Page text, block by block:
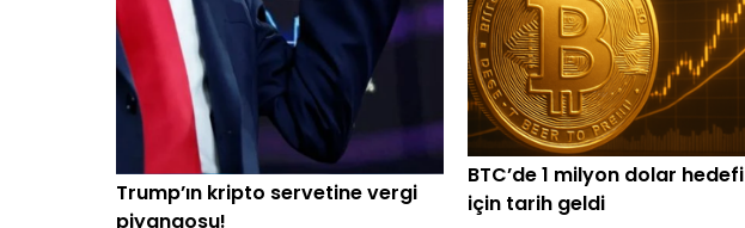
Trump’ın kripto servetine vergi
piyangosu!
BTC’de 1 milyon dolar hedefi
için tarih geldi